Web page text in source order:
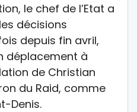
le chef de l’Etat a
décisions
depuis fin avril,
déplacement à
de Christian
du Raid, comme
Denis.